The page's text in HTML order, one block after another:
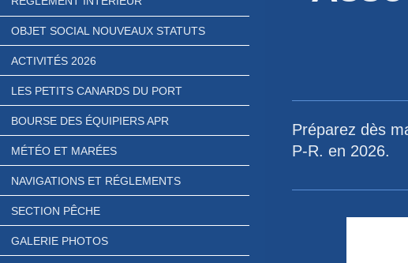
OBJET SOCIAL NOUVEAUX STATUTS
ACTIVITÉS 2026
LES PETITS CANARDS DU PORT
BOURSE DES ÉQUIPIERS APR
MÉTÉO ET MARÉES
NAVIGATIONS ET RÉGLEMENTS
SECTION PÊCHE
GALERIE PHOTOS
horaires de
Préparez dès
P-R. en 2026.